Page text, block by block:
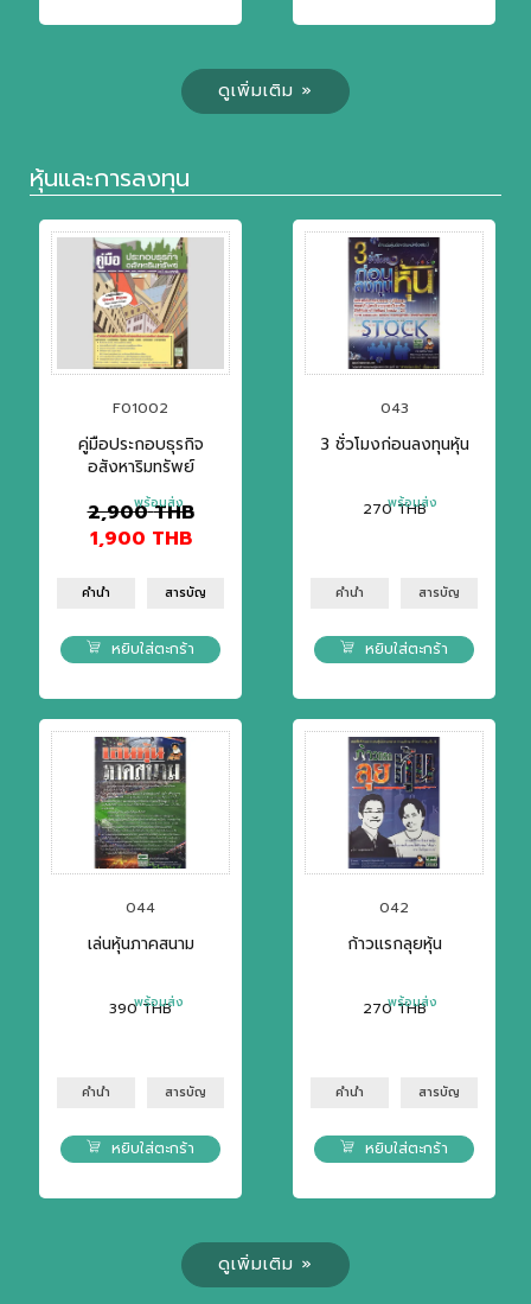
ดูเพิ่มเติม »
หุ้นและการลงทุน
F01002
คู่มือประกอบธุรกิจ
อสังหาริมทรัพย์
2,900 THB
1,900 THB
พร้อมส่ง
คำนำ สารบัญ
หยิบใส่ตะกร้า
043
3 ชั่วโมงก่อนลงทุนหุ้น
270 THB
พร้อมส่ง
คำนำ สารบัญ
หยิบใส่ตะกร้า
044
เล่นหุ้นภาคสนาม
390 THB
พร้อมส่ง
คำนำ สารบัญ
หยิบใส่ตะกร้า
042
ก้าวแรกลุยหุ้น
270 THB
พร้อมส่ง
คำนำ สารบัญ
หยิบใส่ตะกร้า
ดูเพิ่มเติม »